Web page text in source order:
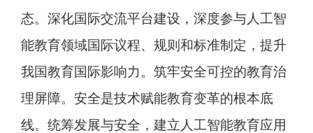
态。深化国际交流平台建设，深度参与人工智
能教育领域国际议程、规则和标准制定，提升
我国教育国际影响力。筑牢安全可控的教育治
理屏障。安全是技术赋能教育变革的根本底
线。统筹发展与安全，建立人工智能教育应用